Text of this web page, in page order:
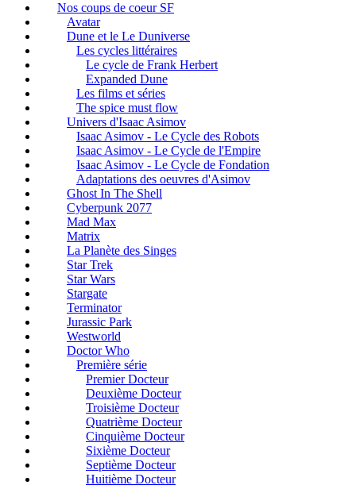
Nos coups de coeur SF
Avatar
Dune et le Le Duniverse
Les cycles littéraires
Le cycle de Frank Herbert
Expanded Dune
Les films et séries
The spice must flow
Univers d'Isaac Asimov
Isaac Asimov - Le Cycle des Robots
Isaac Asimov - Le Cycle de l'Empire
Isaac Asimov - Le Cycle de Fondation
Adaptations des oeuvres d'Asimov
Ghost In The Shell
Cyberpunk 2077
Mad Max
Matrix
La Planète des Singes
Star Trek
Star Wars
Stargate
Terminator
Jurassic Park
Westworld
Doctor Who
Première série
Premier Docteur
Deuxième Docteur
Troisième Docteur
Quatrième Docteur
Cinquième Docteur
Sixième Docteur
Septième Docteur
Huitième Docteur